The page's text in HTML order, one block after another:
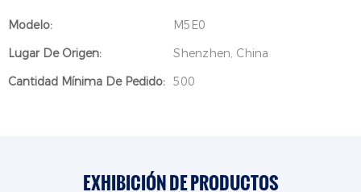
Modelo:
M5E0
Lugar De Origen:
Shenzhen, China
Cantidad Mínima De Pedido: 500
EXHIBICIÓN DE PRODUCTOS